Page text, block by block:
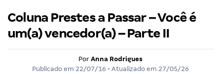
Coluna Prestes a Passar – Você é
um(a) vencedor(a) – Parte II
Por Anna Rodrigues
Publicado em 22/07/16 • Atualizado em 27/05/26